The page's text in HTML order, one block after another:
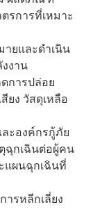
รการที่เหมาะ
ายและดำเนิน
งาน
การปล่อย
ยง วัสดุเหลือ
ะองค์กรกู้ภัย
ฉุกเฉินต่อผู้คน
แผนฉุกเฉินที่
รหลีกเลี่ยง